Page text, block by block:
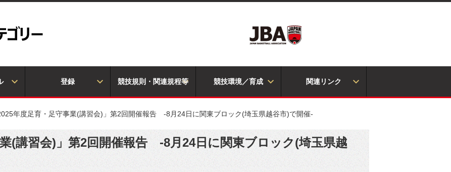
登録 競技規則・関連規程等 競技環境／育成 関連リンク
年度足育・足守事業(講習会)」第2回開催報告 -8月24日に関東ブロック(埼玉県越谷市)で開催-
業(講習会)」第2回開催報告 -8月24日に関東ブロック(埼玉県越